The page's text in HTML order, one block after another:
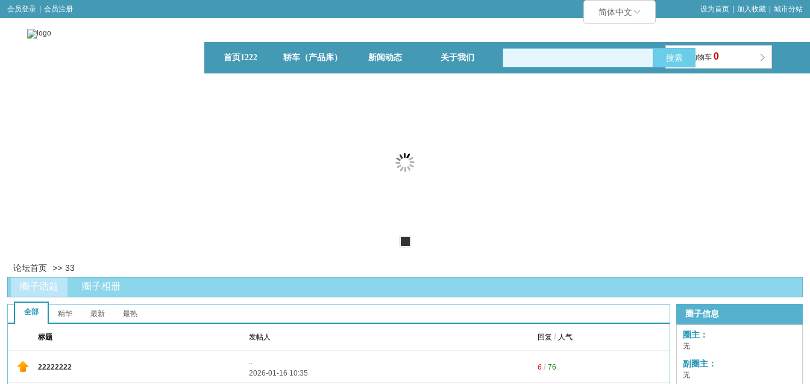
简体中文
搜索 购物车 0
首页1222 轿车（产品库） 新闻动态 关于我们
会员登录 会员注册 设为首页 加入收藏 城市分站
论坛首页 >> 33
圈子话题 圈子相册
全部 精华 最新 最热
标题 发帖人 回复 / 人气
22222222
..
2026-01-16 10:35
6 / 76
圈子信息
圈主：
无
副圈主：
无